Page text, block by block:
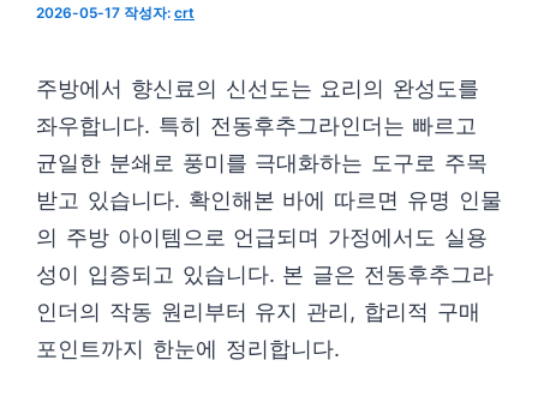
2026-05-17 작성자: crt
주방에서 향신료의 신선도는 요리의 완성도를
좌우합니다. 특히 전동후추그라인더는 빠르고
균일한 분쇄로 풍미를 극대화하는 도구로 주목
받고 있습니다. 확인해본 바에 따르면 유명 인물
의 주방 아이템으로 언급되며 가정에서도 실용
성이 입증되고 있습니다. 본 글은 전동후추그라
인더의 작동 원리부터 유지 관리, 합리적 구매
포인트까지 한눈에 정리합니다.